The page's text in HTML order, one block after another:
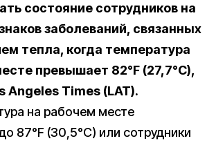
состояние сотрудников на
заболеваний, связанных
тепла, когда температура
превышает 82°F (27,7°С),
Angeles Times (LAT).
на рабочем месте
87°F (30,5°С) или сотрудники